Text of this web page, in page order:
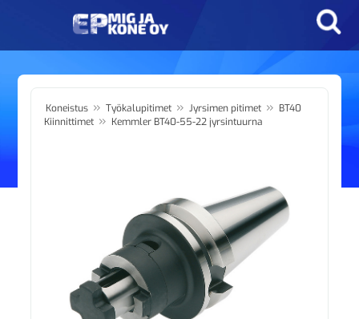
Koneistus » Työkalupitimet » Jyrsimen pitimet » BT40
Kiinnittimet » Kemmler BT40-55-22 jyrsintuurna